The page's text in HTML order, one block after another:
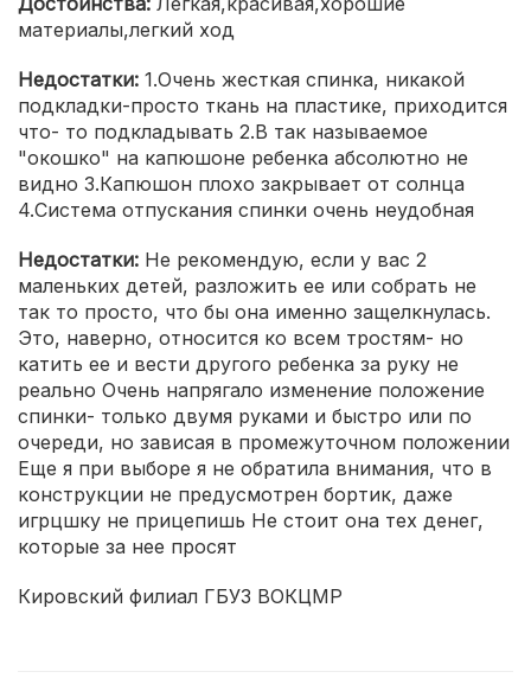
материалы,легкий ход
Недостатки: 1.Очень жесткая спинка, никакой
подкладки-просто ткань на пластике, приходится
что- то подкладывать 2.В так называемое
"окошко" на капюшоне ребенка абсолютно не
видно 3.Капюшон плохо закрывает от солнца
4.Система отпускания спинки очень неудобная
Недостатки: Не рекомендую, если у вас 2
маленьких детей, разложить ее или собрать не
так то просто, что бы она именно защелкнулась.
Это, наверно, относится ко всем тростям- но
катить ее и вести другого ребенка за руку не
реально Очень напрягало изменение положение
спинки- только двумя руками и быстро или по
очереди, но зависая в промежуточном положении
Еще я при выборе я не обратила внимания, что в
конструкции не предусмотрен бортик, даже
игрцшку не прицепишь Не стоит она тех денег,
которые за нее просят
Кировский филиал ГБУЗ ВОКЦМР